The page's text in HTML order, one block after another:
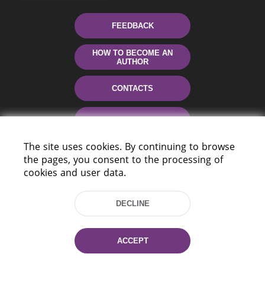
FEEDBACK
HOW TO BECOME AN
AUTHOR
CONTACTS
220114, Niezaležnasci Ave. 116, Minsk,
The site uses cookies. By continuing to browse
the pages, you consent to the processing of
cookies and user data.
DECLINE
ACCEPT